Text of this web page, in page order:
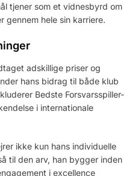
tjener som et vidnesbyrd om
hele sin karriere.
adskillige priser og
hans bidrag til både klub
Bedste Forsvarsspiller-
i internationale
ikke kun hans individuelle
til den arv, han bygger inden
i excellence